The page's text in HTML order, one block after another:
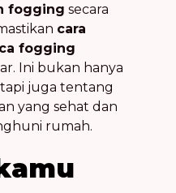
fogging secara
cara
fogging
Ini bukan hanya
juga tentang
yang sehat dan
rumah.